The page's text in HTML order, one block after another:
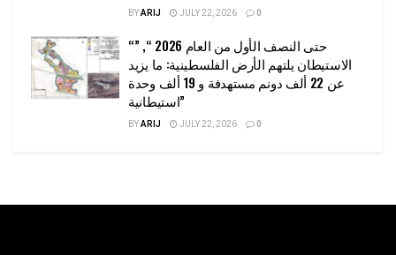
BYARIJ JULY 22, 2026 0
“حتى النصف الأول من العام 2026 “, ”
الاستيطان يلتهم الأرض الفلسطينية: ما يزيد
عن 22 ألف دونم مستهدفة و 19 ألف وحدة
استيطانية”
BYARIJ JULY 22, 2026 0